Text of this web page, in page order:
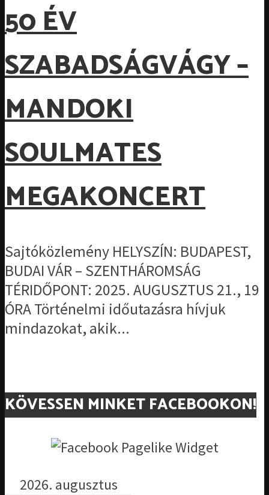
50 ÉV
SZABADSÁGVÁGY –
MANDOKI
SOULMATES
MEGAKONCERT
Sajtóközlemény HELYSZÍN: BUDAPEST,
BUDAI VÁR – SZENTHÁROMSÁG
TÉRIDŐPONT: 2025. AUGUSZTUS 21., 19
ÓRA Történelmi időutazásra hívjuk
mindazokat, akik...
KÖVESSEN MINKET FACEBOOKON!
2026. augusztus